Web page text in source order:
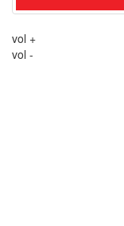
vol +
vol -